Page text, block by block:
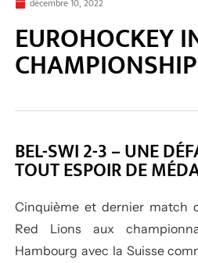
EUROHOCKEY
BEL-SWI 2-3 – UNE
TOUT ESPOIR DE
Cinquième et dernier match
Red Lions aux
Hambourg avec la Suisse